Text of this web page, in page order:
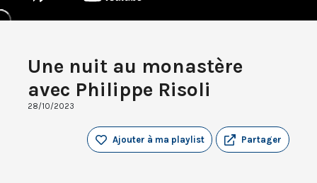
Une nuit au monastère
avec Philippe Risoli
28/10/2023
Partager
Ajouter à ma playlist